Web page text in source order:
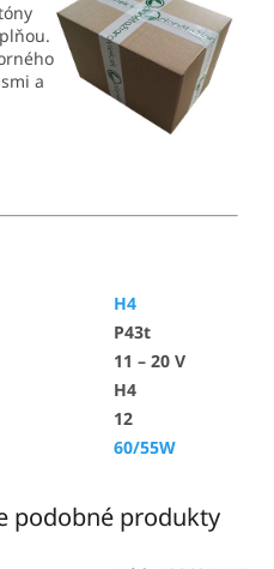
a
H4
P43t
11 – 20 V
H4
12
60/55W
podobné produkty